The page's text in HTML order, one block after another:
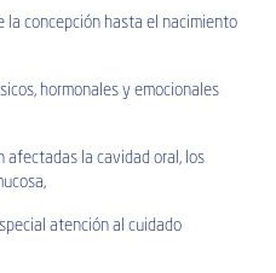
la concepción hasta el nacimiento
hormonales y emocionales
afectadas la cavidad oral, los
atención al cuidado